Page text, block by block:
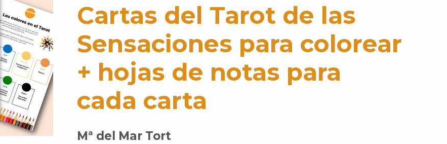
Cartas del Tarot de las
Sensaciones para colorear
+ hojas de notas para
cada carta
Mª del Mar Tort